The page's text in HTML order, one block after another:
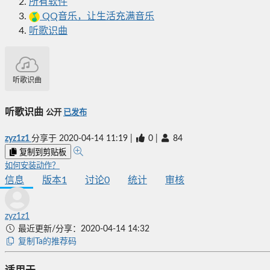
QQ音乐，让生活充满音乐
听歌识曲
听歌识曲
听歌识曲 公开 已发布
zyz1z1 分享于 2020-04-14 11:19 0 84
复制到剪贴板
如何安装动作？
信息 版本1 讨论0 统计 审核
zyz1z1
最近更新/分享：2020-04-14 14:32
复制Ta的推荐码